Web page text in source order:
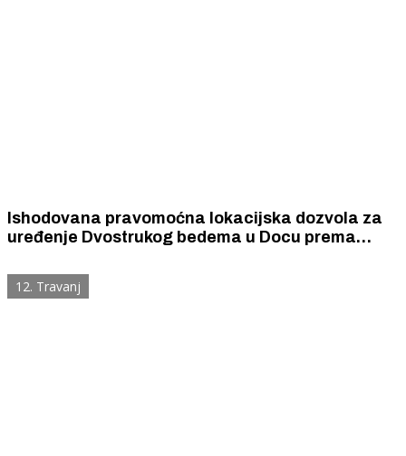
Ishodovana pravomoćna lokacijska dozvola za
uređenje Dvostrukog bedema u Docu prema
12. Travanj